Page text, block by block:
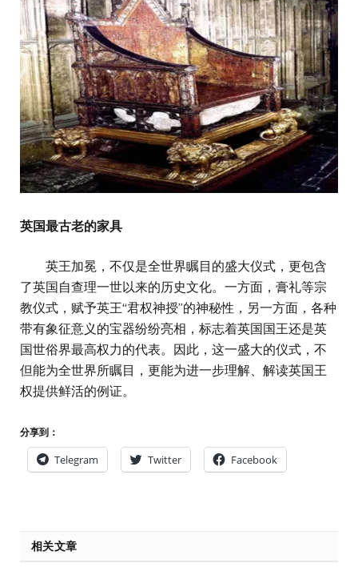
英国最古老的家具
英王加冕，不仅是全世界瞩目的盛大仪式，更包含
了英国自查理一世以来的历史文化。一方面，膏礼等宗
教仪式，赋予英王“君权神授”的神秘性，另一方面，各种
带有象征意义的宝器纷纷亮相，标志着英国国王还是英
国世俗界最高权力的代表。因此，这一盛大的仪式，不
但能为全世界所瞩目，更能为进一步理解、解读英国王
权提供鲜活的例证。
分享到：
Telegram Twitter Facebook
相关文章